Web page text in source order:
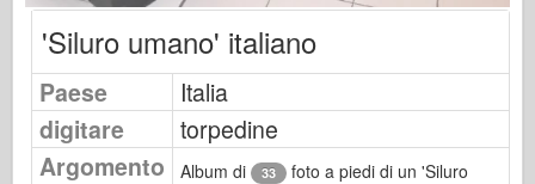
AFV Club
Airfix
Aeronautica
Modello AZ
Cane Nero
'Siluro umano' italiano
Paese
Italia
digitare
torpedine
Argomento
Album di 33
foto a piedi di un 'Siluro